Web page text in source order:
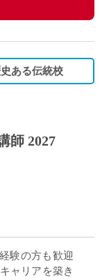
ある伝統校
師 2027
験の方も歓迎
ャリアを築き